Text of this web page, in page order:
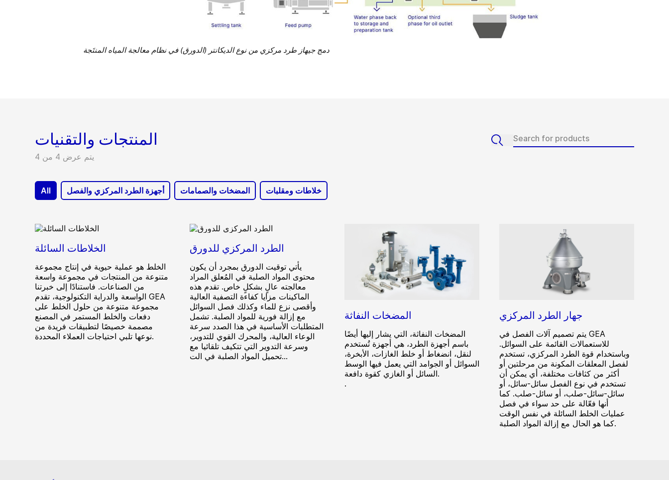
دمج جيهاز طرد مركزي من نوع الديكانتر (الدورق) في نظام معالجة المياه المنتَجة
المنتجات والتقنيات
يتم عرض 4 من 4
All أجهزة الطرد المركزي والفصل المضخات والصمامات خلاطات ومقلبات
الخلاطات السائلة
الخلط هو عملية حيوية في إنتاج مجموعة
متنوعة من المنتجات في مجموعة واسعة
من الصناعات. فاستنادًا إلى خبرتنا
الواسعة والدراية التكنولوجية، تقدم GEA
مجموعة متنوعة من حلول الخلط على
دفعات والخلط المستمر في المصنع
مصممة خصيصًا لتطبيقات فريدة من
نوعها تلبي احتياجات العملاء المحددة.
الطرد المركزي للدورق
يأتي توقيت الدورق بمجرد أن يكون
محتوى المواد الصلبة في المُعلق المراد
معالجته عالٍ بشكلٍ خاص. تقدم هذه
الماكينات مزايا كفاءة التصفية العالية
وأقصى نزع للماء وكذلك فصل السوائل
مع إزالة فورية للمواد الصلبة. تشمل
المتطلبات الأساسية في هذا الصدد سرعة
الوعاء العالية، والمحرك القوي للتدوير،
وسرعة التدوير التي تتكيف تلقائيا مع
تحميل المواد الصلبة في الت...
المضخات النفاثة
المضخات النفاثة، التي يشار إليها أيضًا
باسم أجهزة الطرد، هي أجهزة تُستخدم
لنقل، انضغاط أو خلط الغازات، الأبخرة،
السوائل أو الجوامد التي يعمل فيها الوسط
السائل أو الغازي كقوة دافعة.
.
جهار الطرد المركزي
يتم تصميم آلات الفصل في GEA
للاستعمالات القائمة على السوائل.
وباستخدام قوة الطرد المركزي، تستخدم
لفصل المعلقات المكونة من مرحلتين أو
أكثر من كثافات مختلفة، أي يمكن أن
تستخدم في نوع الفصل سائل-سائل، أو
سائل-سائل-صلب، أو سائل-صلب. كما
أنها فعّالة على حد سواء في فصل
عمليات الخلط السائلة في نفس الوقت
كما هو الحال مع إزالة المواد الصلبة.